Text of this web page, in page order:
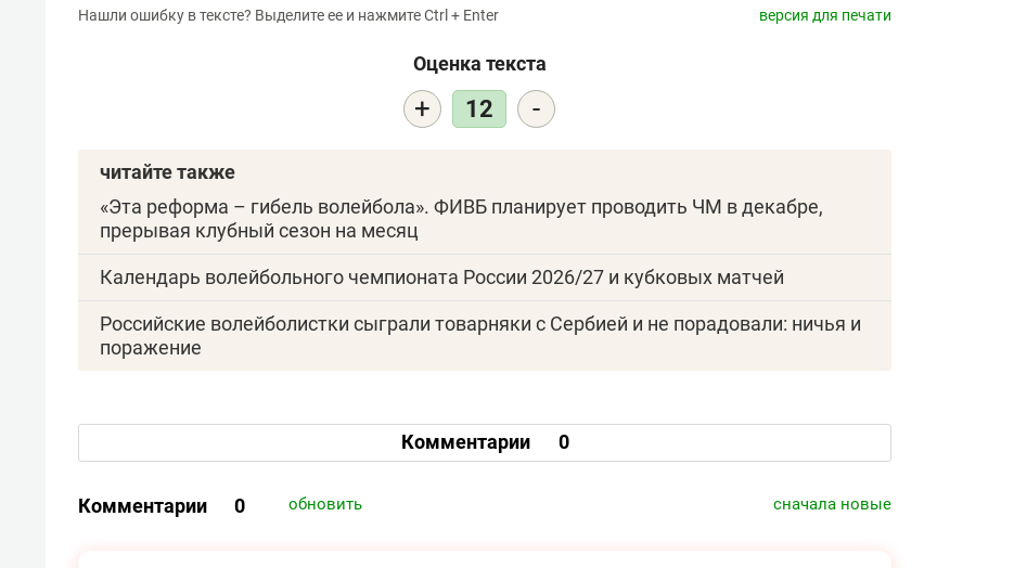
Нашли ошибку в тексте? Выделите ее и нажмите Ctrl + Enter версия для печати
Оценка текста
+ 12 -
читайте также
«Эта реформа – гибель волейбола». ФИВБ планирует проводить ЧМ в декабре,
прерывая клубный сезон на месяц
Календарь волейбольного чемпионата России 2026/27 и кубковых матчей
Российские волейболистки сыграли товарняки с Сербией и не порадовали: ничья и
поражение
Комментарии 0
Комментарии 0 обновить сначала новые